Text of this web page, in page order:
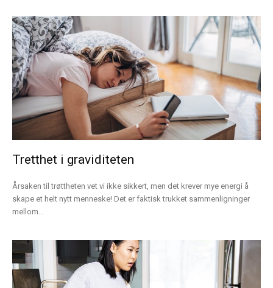
Tretthet i graviditeten
Årsaken til trøttheten vet vi ikke sikkert, men det krever mye energi å
skape et helt nytt menneske! Det er faktisk trukket sammenligninger
mellom...